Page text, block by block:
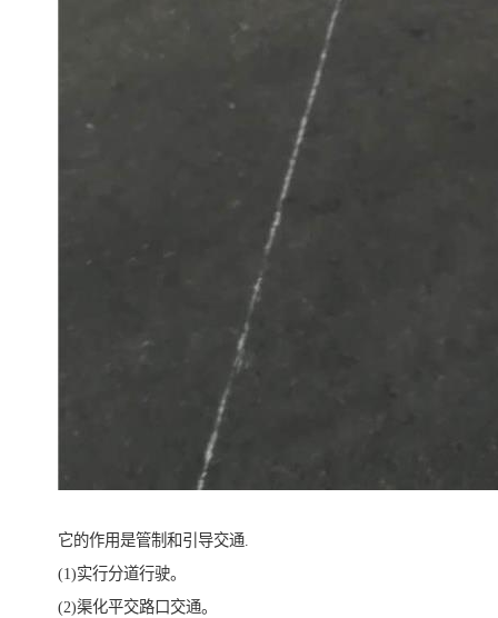
它的作用是管制和引导交通.
(1)实行分道行驶。
(2)渠化平交路口交通。